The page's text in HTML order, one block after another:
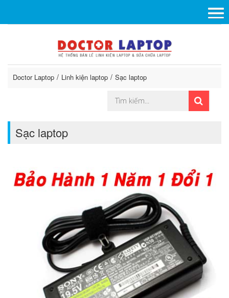
Doctor Laptop Linh kiện laptop Sạc laptop
Sạc laptop